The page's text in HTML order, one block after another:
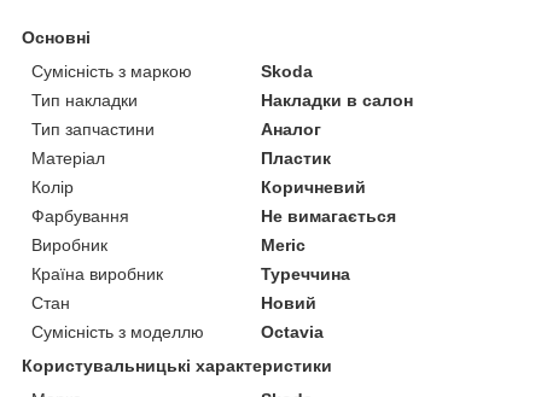
Основні
Сумісність з маркою
Skoda
Тип накладки
Накладки в салон
Тип запчастини
Аналог
Матеріал
Пластик
Колір
Коричневий
Фарбування
Не вимагається
Виробник
Meric
Країна виробник
Туреччина
Стан
Новий
Сумісність з моделлю
Octavia
Користувальницькі характеристики